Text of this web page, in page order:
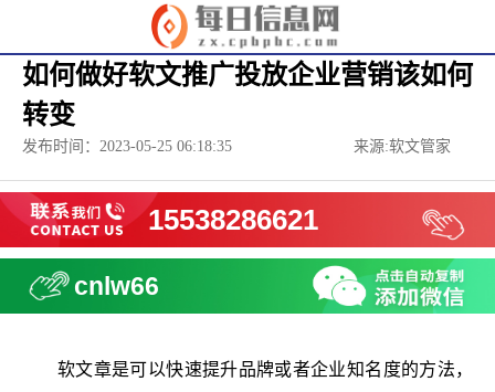
如何做好软文推广投放企业营销该如何
转变
发布时间：2023-05-25 06:18:35 来源:软文管家
15538286621
cnlw66
软文章是可以快速提升品牌或者企业知名度的方法，